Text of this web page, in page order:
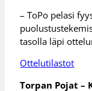
– ToPo pelasi
tasolla läpi
Ottelutilastot
Torpan Pojat –